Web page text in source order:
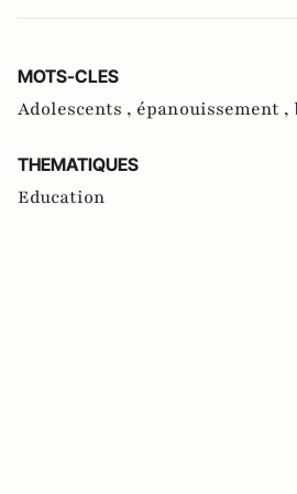
MOTS-CLES
Adolescents , épanouissement ,
THEMATIQUES
Education